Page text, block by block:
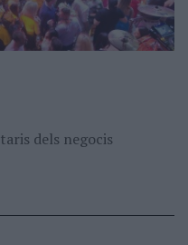
dels negocis